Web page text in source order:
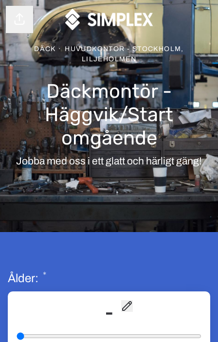
Dela sidan
DÄCK · HUVUDKONTOR - STOCKHOLM,
LILJEHOLMEN
Däckmontör -
Häggvik/Start
omgående
Jobba med oss i ett glatt och härligt gäng!
Ålder: *Obligatoriskt
-